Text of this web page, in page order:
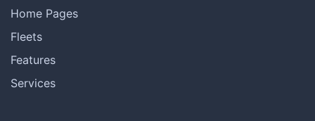
Home Pages
Fleets
Features
Services